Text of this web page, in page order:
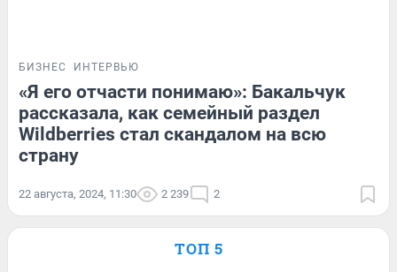
БИЗНЕС ИНТЕРВЬЮ
«Я его отчасти понимаю»: Бакальчук
рассказала, как семейный раздел
Wildberries стал скандалом на всю
страну
22 августа, 2024, 11:30 2 239 2
ТОП 5